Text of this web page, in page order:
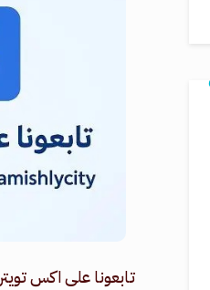
تابعونا على اكس تويتر